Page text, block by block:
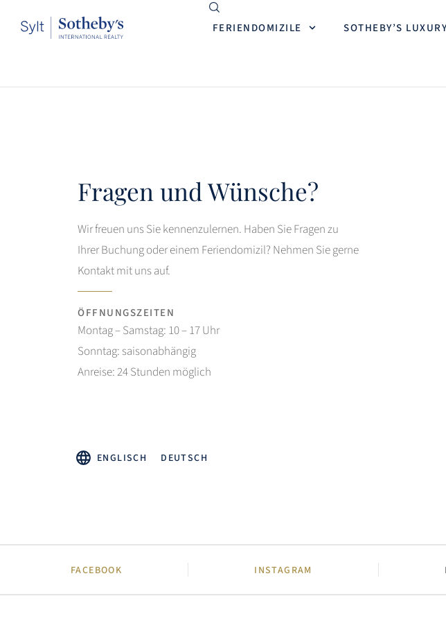
FERIENDOMIZILE SOTHEBY’S
Fragen und Wünsche?
Wir freuen uns Sie kennenzulernen. Haben Sie Fragen zu
Ihrer Buchung oder einem Feriendomizil? Nehmen Sie gerne
Kontakt mit uns auf.
ÖFFNUNGSZEITEN
Montag – Samstag: 10 – 17 Uhr
Sonntag: saisonabhängig
Anreise: 24 Stunden möglich
ENGLISCH DEUTSCH
FACEBOOK INSTAGRAM